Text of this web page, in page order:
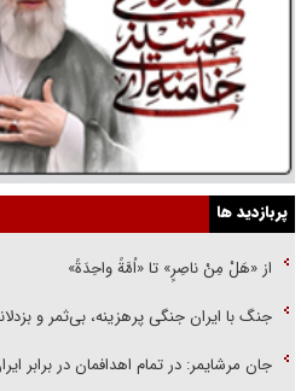
پربازدید ها
از «هَلْ مِنْ ناصِرٍ» تا «اُمَّةً واحِدَةً»
جنگ با ایران جنگی پرهزینه، بی‌ثمر و
جان مرشایمر: در تمام اهدافمان در برابر